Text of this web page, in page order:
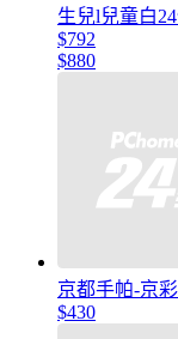
生兒l兒童白
$792
$880
京都手帕-京
$430